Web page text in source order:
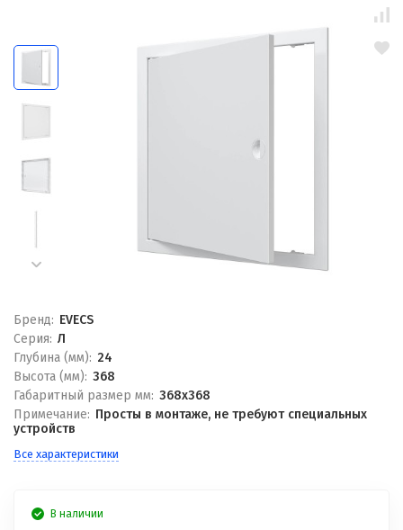
Бренд: EVECS
Серия: Л
Глубина (мм): 24
Высота (мм): 368
Габаритный размер мм: 368x368
Примечание: Просты в монтаже, не требуют специальных
устройств
Все характеристики
В наличии